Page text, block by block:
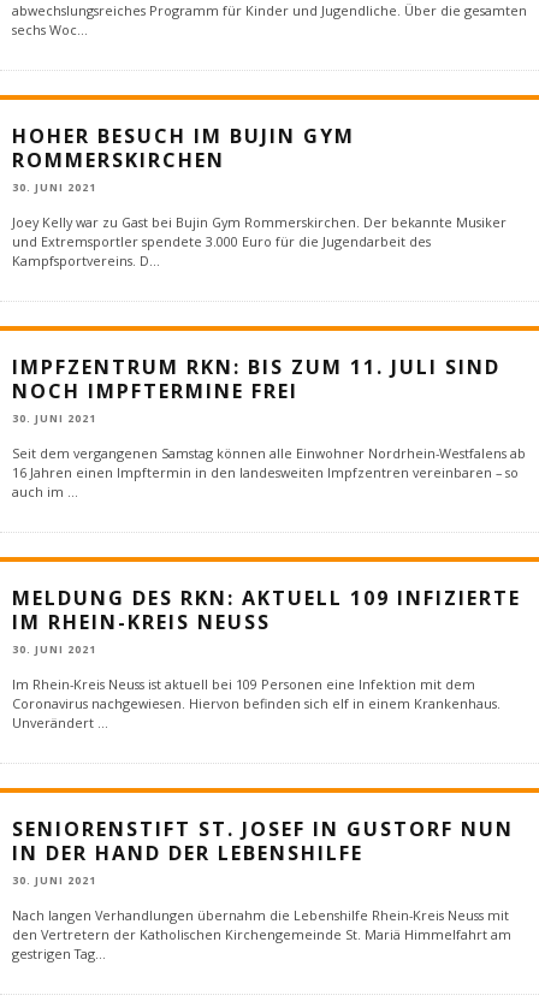
abwechslungsreiches Programm für Kinder und Jugendliche. Über die gesamten
sechs Woc...
HOHER BESUCH IM BUJIN GYM
ROMMERSKIRCHEN
30. JUNI 2021
Joey Kelly war zu Gast bei Bujin Gym Rommerskirchen. Der bekannte Musiker
und Extremsportler spendete 3.000 Euro für die Jugendarbeit des
Kampfsportvereins. D...
IMPFZENTRUM RKN: BIS ZUM 11. JULI SIND
NOCH IMPFTERMINE FREI
30. JUNI 2021
Seit dem vergangenen Samstag können alle Einwohner Nordrhein-Westfalens ab
16 Jahren einen Impftermin in den landesweiten Impfzentren vereinbaren – so
auch im ...
MELDUNG DES RKN: AKTUELL 109 INFIZIERTE
IM RHEIN-KREIS NEUSS
30. JUNI 2021
Im Rhein-Kreis Neuss ist aktuell bei 109 Personen eine Infektion mit dem
Coronavirus nachgewiesen. Hiervon befinden sich elf in einem Krankenhaus.
Unverändert ...
SENIORENSTIFT ST. JOSEF IN GUSTORF NUN
IN DER HAND DER LEBENSHILFE
30. JUNI 2021
Nach langen Verhandlungen übernahm die Lebenshilfe Rhein-Kreis Neuss mit
den Vertretern der Katholischen Kirchengemeinde St. Mariä Himmelfahrt am
gestrigen Tag...